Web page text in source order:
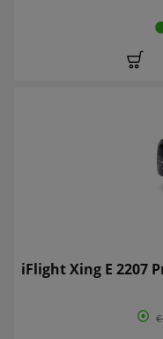
iFlight Xing E 2207